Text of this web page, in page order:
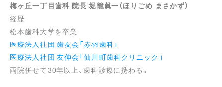
梅ヶ丘一丁目歯科 院長 堀籠眞一（ほりごめ まさかず）
経歴
松本歯科大学を卒業
医療法人社団 歯友会「赤羽歯科」
医療法人社団 友伸会「仙川町歯科クリニック」
両院併せて30年以上、歯科診療に携わる。